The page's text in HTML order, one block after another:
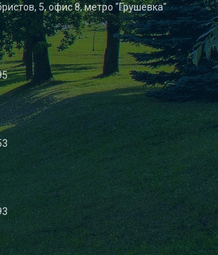
5, офис 8, метро "Грушевка"